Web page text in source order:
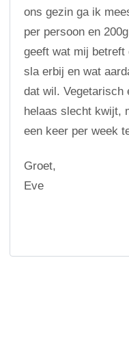
ons gezin ga ik
per persoon en
geeft wat mij betreft
sla erbij en wat
dat wil. Vegetarisch
helaas slecht kwijt,
een keer per week
Groet,
Eve